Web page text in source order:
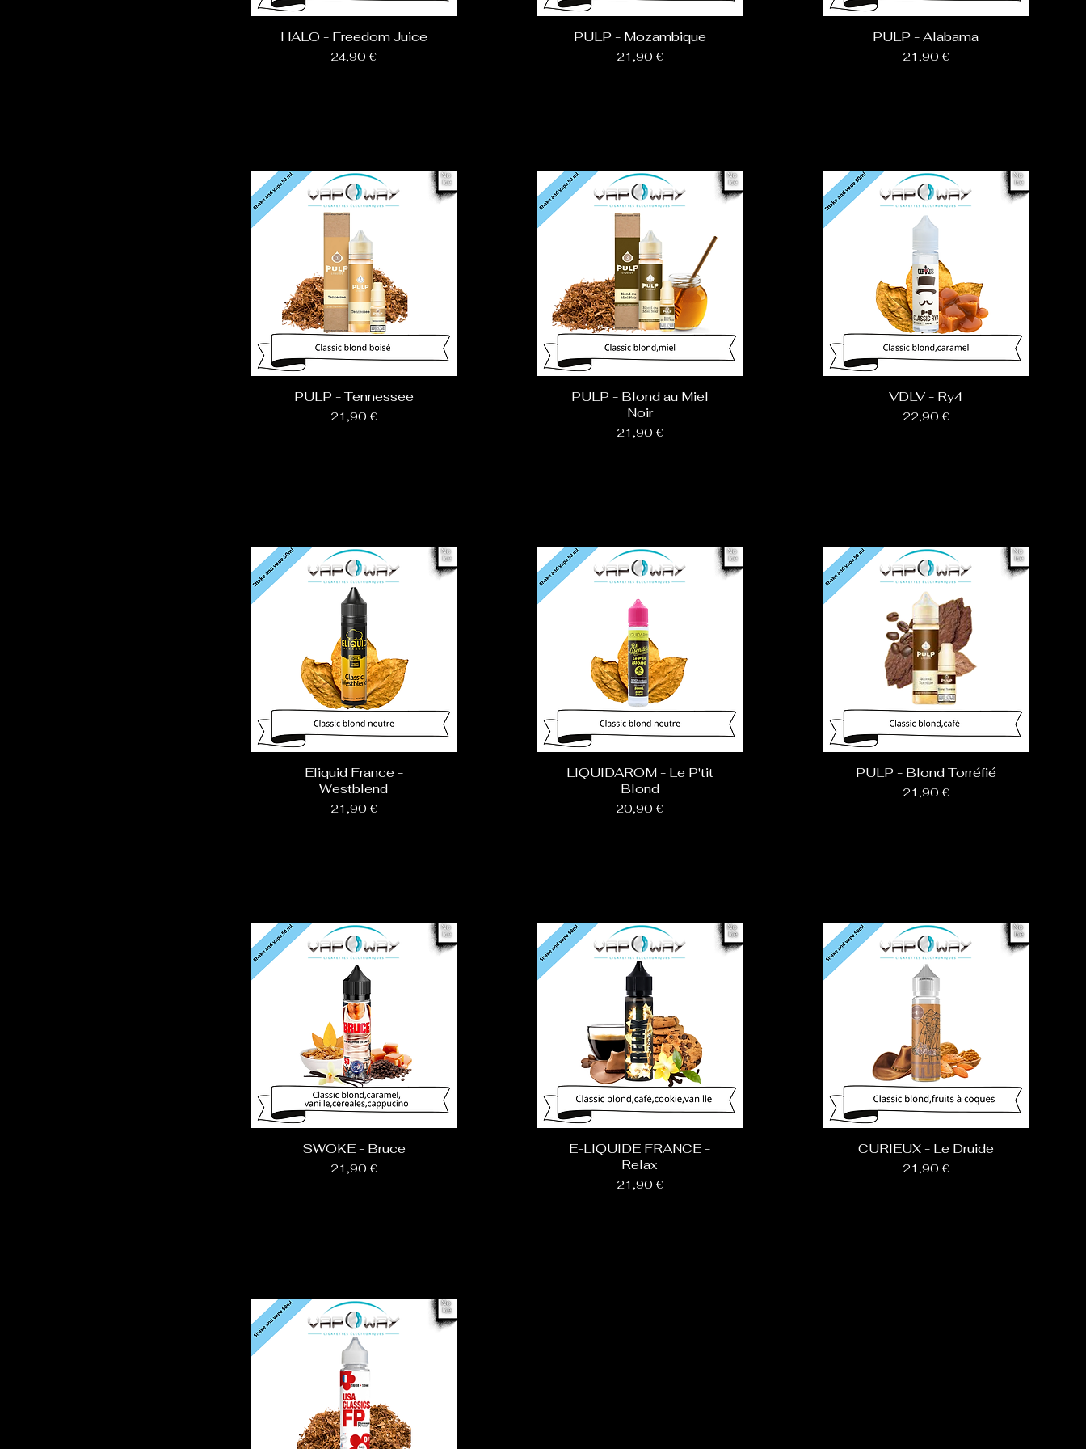
HALO - Freedom Juice
Prix
24,90 €
PULP - Mozambique
Prix
21,90 €
PULP - Alabama
Prix
21,90 €
PULP - Tennessee
Prix
21,90 €
PULP - Blond au Miel
Noir
Prix
21,90 €
VDLV - Ry4
Prix
22,90 €
Eliquid France -
Westblend
Prix
21,90 €
LIQUIDAROM - Le P'tit
Blond
Prix
20,90 €
PULP - Blond Torréfié
Prix
21,90 €
SWOKE - Bruce
Prix
21,90 €
E-LIQUIDE FRANCE -
Relax
Prix
21,90 €
CURIEUX - Le Druide
Prix
21,90 €